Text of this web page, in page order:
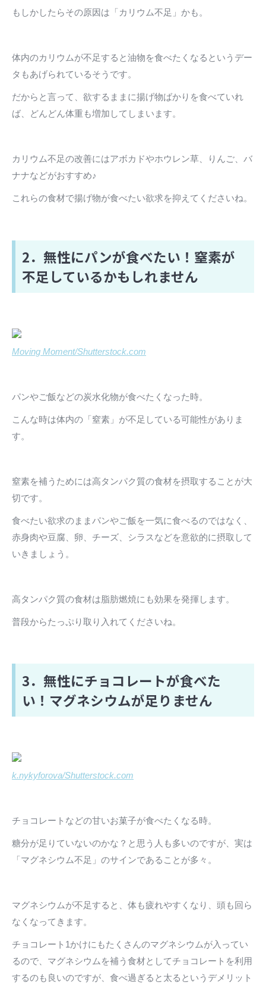
もしかしたらその原因は「カリウム不足」かも。
体内のカリウムが不足すると油物を食べたくなるというデー
タもあげられているそうです。
だからと言って、欲するままに揚げ物ばかりを食べていれ
ば、どんどん体重も増加してしまいます。
カリウム不足の改善にはアボカドやホウレン草、りんご、バ
ナナなどがおすすめ♪
これらの食材で揚げ物が食べたい欲求を抑えてくださいね。
2．無性にパンが食べたい！窒素が
不足しているかもしれません
Moving Moment/Shutterstock.com
パンやご飯などの炭水化物が食べたくなった時。
こんな時は体内の「窒素」が不足している可能性がありま
す。
窒素を補うためには高タンパク質の食材を摂取することが大
切です。
食べたい欲求のままパンやご飯を一気に食べるのではなく、
赤身肉や豆腐、卵、チーズ、シラスなどを意欲的に摂取して
いきましょう。
高タンパク質の食材は脂肪燃焼にも効果を発揮します。
普段からたっぷり取り入れてくださいね。
3．無性にチョコレートが食べた
い！マグネシウムが足りません
k.nykyforova/Shutterstock.com
チョコレートなどの甘いお菓子が食べたくなる時。
糖分が足りていないのかな？と思う人も多いのですが、実は
「マグネシウム不足」のサインであることが多々。
マグネシウムが不足すると、体も疲れやすくなり、頭も回ら
なくなってきます。
チョコレート1かけにもたくさんのマグネシウムが入ってい
るので、マグネシウムを補う食材としてチョコレートを利用
するのも良いのですが、食べ過ぎると太るというデメリット